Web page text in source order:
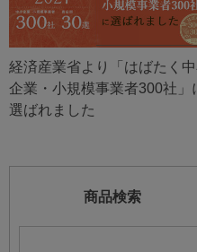
経済産業省より「はばたく
企業・小規模事業者300社」
選ばれました
商品検索